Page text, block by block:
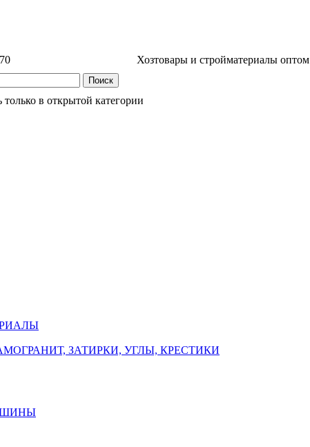
Хозтовары и стройматериалы оптом
только в открытой категории
ЗАТИРКИ, УГЛЫ, КРЕСТИКИ